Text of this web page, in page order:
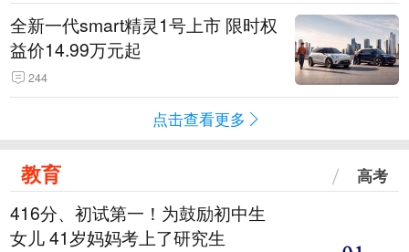
全新一代smart精灵1号上市 限时权
益价14.99万元起
244
点击查看更多
教育 高考
416分、初试第一！为鼓励初中生
女儿 41岁妈妈考上了研究生